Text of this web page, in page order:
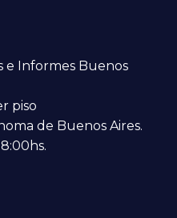
e Informes Buenos
piso
de Buenos Aires.